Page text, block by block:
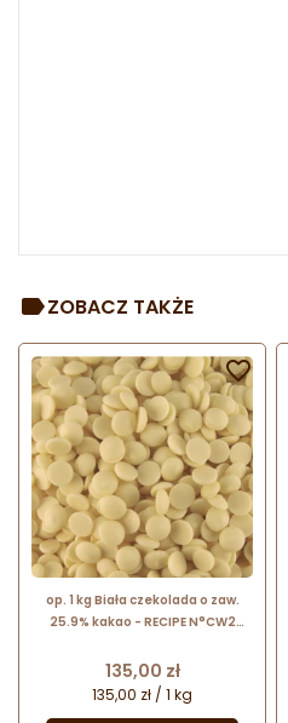
ZOBACZ TAKŻE
op. 1 kg Biała czekolada o zaw.
25.9% kakao - RECIPE N°CW2
cukiernicza w kaletkach
Cena
135,00 zł
135,00 zł / 1 kg
